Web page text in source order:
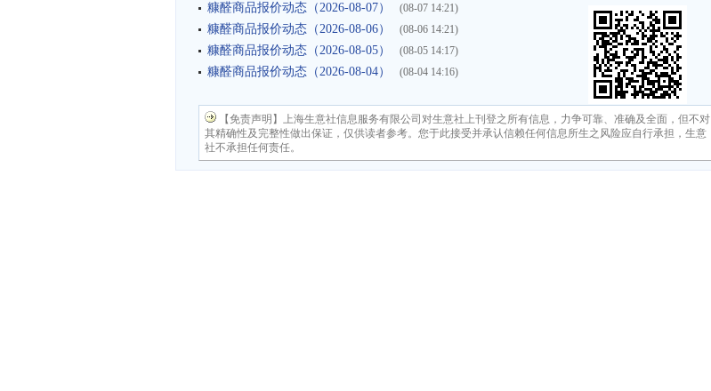
糠醛商品报价动态（2026-08-07） (08-07 14:21)
糠醛商品报价动态（2026-08-06） (08-06 14:21)
糠醛商品报价动态（2026-08-05） (08-05 14:17)
糠醛商品报价动态（2026-08-04） (08-04 14:16)
【免责声明】上海生意社信息服务有限公司对生意社上刊登之所有信息，力争可靠、准确及全面，但不对
其精确性及完整性做出保证，仅供读者参考。您于此接受并承认信赖任何信息所生之风险应自行承担，生意
社不承担任何责任。